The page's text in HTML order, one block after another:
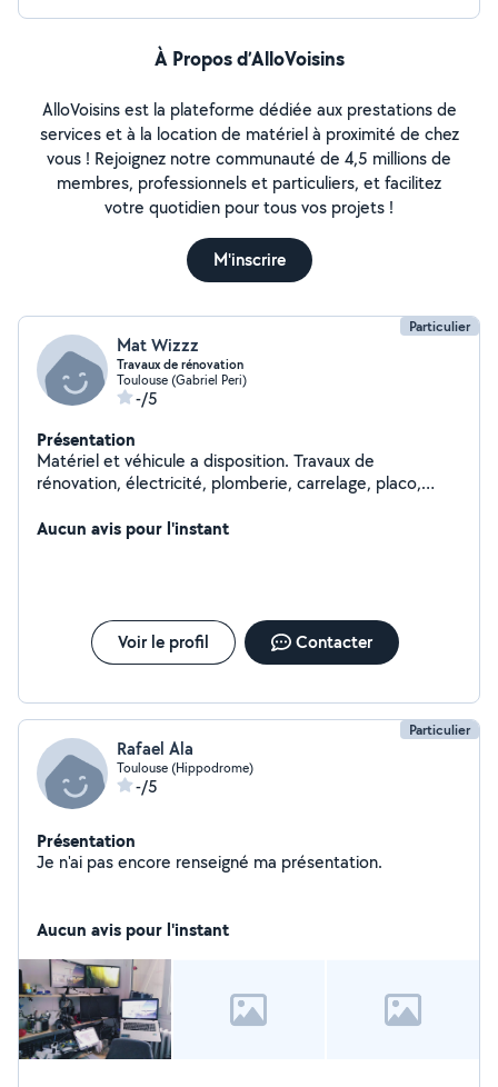
À Propos d’AlloVoisins
AlloVoisins est la plateforme dédiée aux prestations de
services et à la location de matériel à proximité de chez
vous ! Rejoignez notre communauté de 4,5 millions de
membres, professionnels et particuliers, et facilitez
votre quotidien pour tous vos projets !
M'inscrire
Particulier
Mat Wizzz
Travaux de rénovation
Toulouse (Gabriel Peri)
-/5
Présentation
Matériel et véhicule a disposition. Travaux de
rénovation, électricité, plomberie, carrelage, placo,
professionnelles. Equipe de travailleur sous la main.
Aucun avis pour l'instant
Voir le profil Contacter
Particulier
Rafael Ala
Toulouse (Hippodrome)
-/5
Présentation
Je n'ai pas encore renseigné ma présentation.
Aucun avis pour l'instant